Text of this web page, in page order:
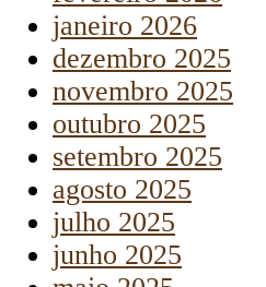
janeiro 2026
dezembro 2025
novembro 2025
outubro 2025
setembro 2025
agosto 2025
julho 2025
junho 2025